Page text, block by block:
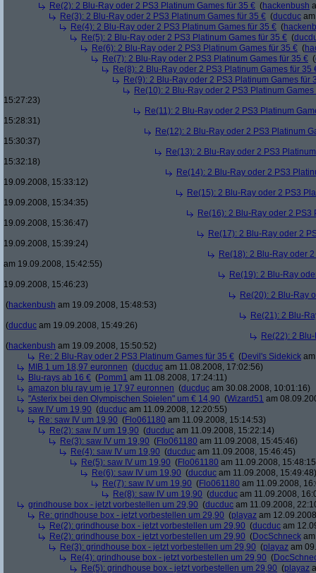
Re(2): 2 Blu-Ray oder 2 PS3 Platinum Games für 35 € (hackenbush
Re(3): 2 Blu-Ray oder 2 PS3 Platinum Games für 35 € (ducduc
Re(4): 2 Blu-Ray oder 2 PS3 Platinum Games für 35 € (
Re(5): 2 Blu-Ray oder 2 PS3 Platinum Games für 35 € (
Re(6): 2 Blu-Ray oder 2 PS3 Platinum Games für 35 € (
Re(7): 2 Blu-Ray oder 2 PS3 Platinum Games für 35 € (
Re(8): 2 Blu-Ray oder 2 PS3 Platinum Games für 35
Re(9): 2 Blu-Ray oder 2 PS3 Platinum Games für
Re(10): 2 Blu-Ray oder 2 PS3 Platinum Games
15:27:23)
Re(11): 2 Blu-Ray oder 2 PS3 Platinum
15:28:31)
Re(12): 2 Blu-Ray oder 2 PS3 Platinum
15:30:37)
Re(13): 2 Blu-Ray oder 2 PS3
15:32:18)
Re(14): 2 Blu-Ray oder 2 PS3
19.09.2008, 15:33:12)
Re(15): 2 Blu-Ray oder 2 PS3
19.09.2008, 15:34:35)
Re(16): 2 Blu-Ray oder 2 PS3
19.09.2008, 15:36:47)
Re(17): 2 Blu-Ray oder 2
19.09.2008, 15:39:24)
Re(18): 2 Blu-Ray oder
am 19.09.2008, 15:42:55)
Re(19): 2 Blu-Ray
19.09.2008, 15:46:23)
Re(20): 2 Blu-Ray
(hackenbush am 19.09.2008, 15:48:53)
Re(21): 2 Blu-
(ducduc am 19.09.2008, 15:49:26)
Re(22): 2
(hackenbush am 19.09.2008, 15:50:52)
Re: 2 Blu-Ray oder 2 PS3 Platinum Games für 35 € (Devil's Sidekick
MIB 1 um 18,97 euronnen (ducduc am 11.08.2008, 17:02:56)
Blu-rays ab 16 € (Pomm1 am 11.08.2008, 17:24:11)
amazon blu ray um je 17,97 euronnen (ducduc am 30.08.2008, 10:01:16)
"Asterix bei den Olympischen Spielen" um € 14,90 (Wizard51 am
saw IV um 19,90 (ducduc am 11.09.2008, 12:20:55)
Re: saw IV um 19,90 (Flo061180 am 11.09.2008, 15:14:53)
Re(2): saw IV um 19,90 (ducduc am 11.09.2008, 15:22:14)
Re(3): saw IV um 19,90 (Flo061180 am 11.09.2008, 15:45:46)
Re(4): saw IV um 19,90 (ducduc am 11.09.2008, 15:46:45)
Re(5): saw IV um 19,90 (Flo061180 am 11.09.2008,
Re(6): saw IV um 19,90 (ducduc am 11.09.2008, 15:49:48)
Re(7): saw IV um 19,90 (Flo061180 am 11.09.2008,
Re(8): saw IV um 19,90 (ducduc am 11.09.2008,
grindhouse box - jetzt vorbestellen um 29,90 (ducduc am 11.09.2008,
Re: grindhouse box - jetzt vorbestellen um 29,90 (playaz am
Re(2): grindhouse box - jetzt vorbestellen um 29,90 (ducduc am
Re(2): grindhouse box - jetzt vorbestellen um 29,90 (DocSchneck
Re(3): grindhouse box - jetzt vorbestellen um 29,90 (playaz am
Re(4): grindhouse box - jetzt vorbestellen um 29,90 (
Re(5): grindhouse box - jetzt vorbestellen um 29,90 (playaz